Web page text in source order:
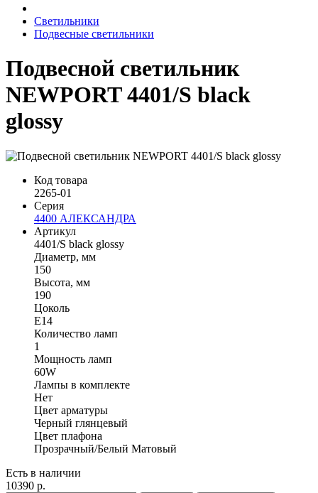
Светильники
Подвесные светильники
Подвесной светильник
NEWPORT 4401/S black
glossy
Код товара
2265-01
Серия
4400 АЛЕКСАНДРА
Артикул
4401/S black glossy
Диаметр, мм
150
Высота, мм
190
Цоколь
E14
Количество ламп
1
Мощность ламп
60W
Лампы в комплекте
Нет
Цвет арматуры
Черный глянцевый
Цвет плафона
Прозрачный/Белый Матовый
Есть в наличии
10390 р.